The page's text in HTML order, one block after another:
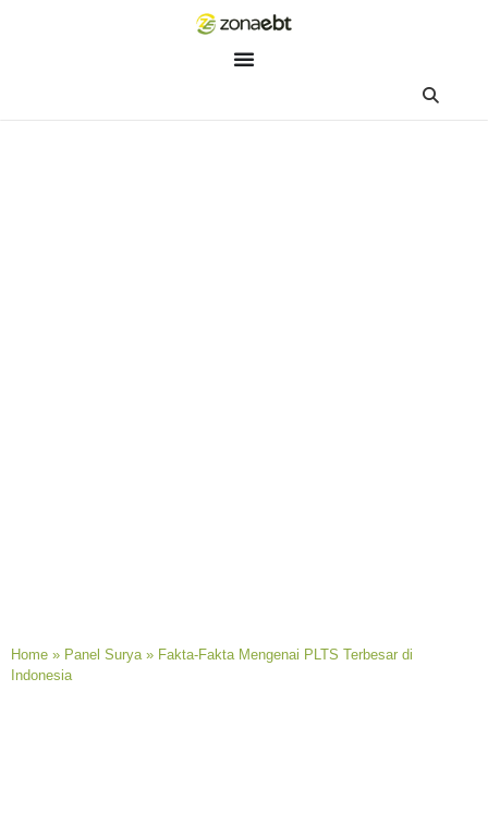
Home » Panel Surya » Fakta-Fakta Mengenai PLTS Terbesar di
Indonesia